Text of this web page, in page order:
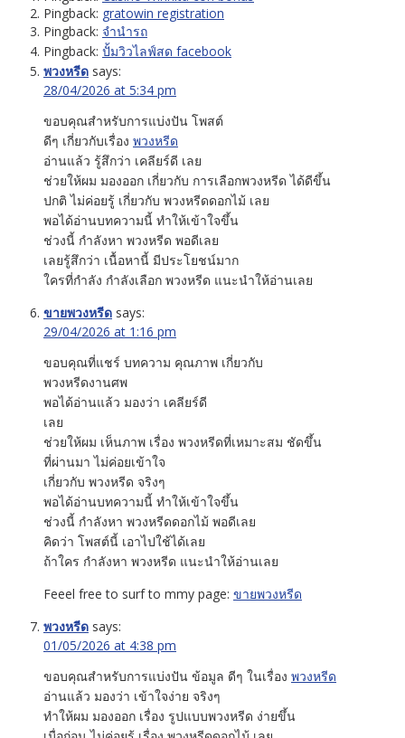
Pingback: gratowin registration
Pingback: จำนำรถ
Pingback: ปั้มวิวไลฟ์สด facebook
พวงหรีด says:
28/04/2026 at 5:34 pm
ขอบคุณสำหรับการแบ่งปัน โพสต์
ดีๆ เกี่ยวกับเรื่อง พวงหรีด
อ่านแล้ว รู้สึกว่า เคลียร์ดี เลย
ช่วยให้ผม มองออก เกี่ยวกับ การเลือกพวงหรีด ได้ดีขึ้น
ปกติ ไม่ค่อยรู้ เกี่ยวกับ พวงหรีดดอกไม้ เลย
พอได้อ่านบทความนี้ ทำให้เข้าใจขึ้น
ช่วงนี้ กำลังหา พวงหรีด พอดีเลย
เลยรู้สึกว่า เนื้อหานี้ มีประโยชน์มาก
ใครที่กำลัง กำลังเลือก พวงหรีด แนะนำให้อ่านเลย
ขายพวงหรีด says:
29/04/2026 at 1:16 pm
ขอบคุณที่แชร์ บทความ คุณภาพ เกี่ยวกับ
พวงหรีดงานศพ
พอได้อ่านแล้ว มองว่า เคลียร์ดี
เลย
ช่วยให้ผม เห็นภาพ เรื่อง พวงหรีดที่เหมาะสม ชัดขึ้น
ที่ผ่านมา ไม่ค่อยเข้าใจ
เกี่ยวกับ พวงหรีด จริงๆ
พอได้อ่านบทความนี้ ทำให้เข้าใจขึ้น
ช่วงนี้ กำลังหา พวงหรีดดอกไม้ พอดีเลย
คิดว่า โพสต์นี้ เอาไปใช้ได้เลย
ถ้าใคร กำลังหา พวงหรีด แนะนำให้อ่านเลย
Feeel free to surf to mmy page: ขายพวงหรีด
พวงหรีด says:
01/05/2026 at 4:38 pm
ขอบคุณสำหรับการแบ่งปัน ข้อมูล ดีๆ ในเรื่อง พวงหรีด
อ่านแล้ว มองว่า เข้าใจง่าย จริงๆ
ทำให้ผม มองออก เรื่อง รูปแบบพวงหรีด ง่ายขึ้น